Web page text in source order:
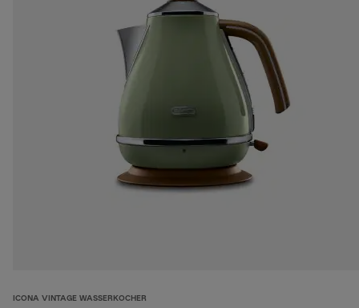
ICONA VINTAGE WASSERKOCHER